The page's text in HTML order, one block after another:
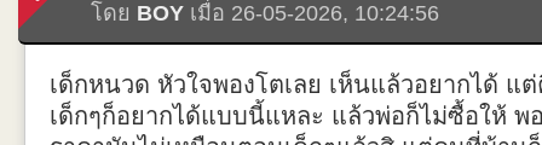
โดย BOY เมื่อ 26-05-2026, 10:24:56
เด็กหนวด หัวใจพองโตเลย เห็นแล้วอยากได้
เด็กๆก็อยากได้แบบนี้แหละ แล้วพ่อก็ไม่ซื้อให้